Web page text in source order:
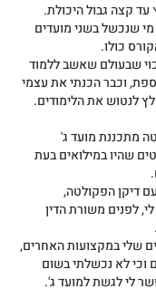
קצה גבול היכולת.
מי שנכשל בשני מועדים
כולו.
שבעולם שאשב ללמוד
וכבר הכנתי את עצמי
לנטוש את הלימודים.
מתכננת מועד ג'
שהיו במילואים בעת
דיקן הפקולטה,
לפנים משורת הדין
שלי במקצועות האחרים,
וכי לא נכשלתי בשום
לי לגשת למועד ג'.